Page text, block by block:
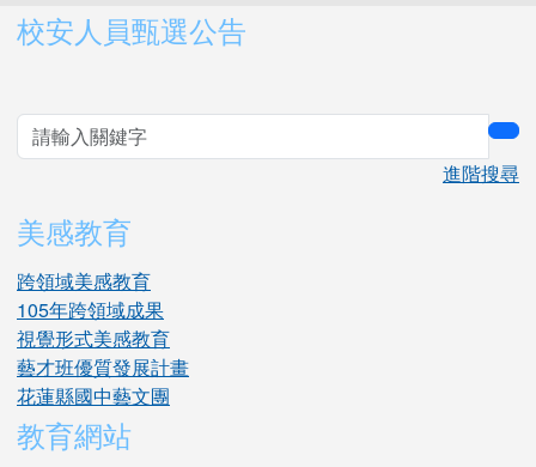
右邊區域內容
校安人員甄選公告
進階搜尋
美感教育
跨領域美感教育
105年跨領域成果
視覺形式美感教育
藝才班優質發展計畫
花蓮縣國中藝文團
教育網站